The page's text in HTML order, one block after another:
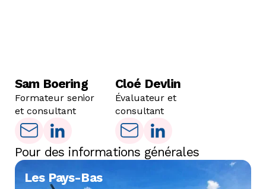
Sam Boering
Formateur senior
et consultant
Cloé Devlin
Évaluateur et
consultant
Pour des informations générales
Les Pays-Bas